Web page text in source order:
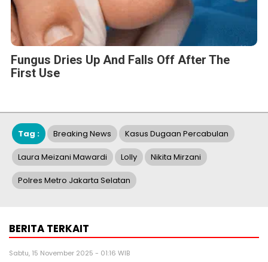
Fungus Dries Up And Falls Off After The
First Use
Tag : Breaking News Kasus Dugaan Percabulan
Laura Meizani Mawardi Lolly Nikita Mirzani
Polres Metro Jakarta Selatan
BERITA TERKAIT
Sabtu, 15 November 2025 - 01:16 WIB